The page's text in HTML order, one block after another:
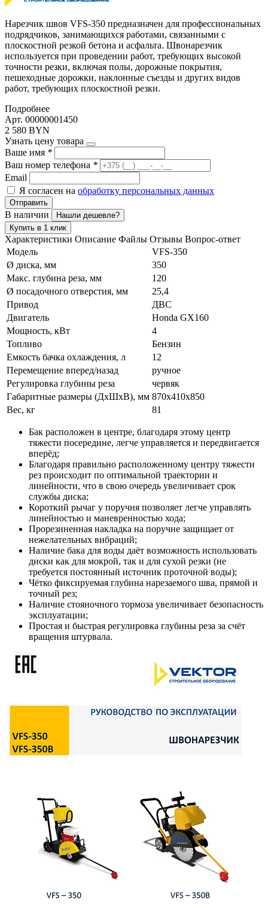
Нарезчик швов VFS-350 предназначен для профессиональных
подрядчиков, занимающихся работами, связанными с
плоскостной резкой бетона и асфальта. Швонарезчик
используется при проведении работ, требующих высокой
точности резки, включая полы, дорожные покрытия,
пешеходные дорожки, наклонные съезды и других видов
работ, требующих плоскостной резки.
Подробнее
Арт. 00000001450
2 580 BYN
Узнать цену товара
Ваше имя *
Ваш номер телефона *
Email
Я согласен на обработку персональных данных
Отправить
В наличии
Нашли дешевле?
Купить в 1 клик
Характеристики Описание Файлы Отзывы Вопрос-ответ
Модель
VFS-350
Ø диска, мм
350
Макс. глубина реза, мм
120
Ø посадочного отверстия, мм
25,4
Привод
ДВС
Двигатель
Honda GX160
Мощность, кВт
4
Топливо
Бензин
Емкость бачка охлаждения, л
12
Перемещение вперед/назад
ручное
Регулировка глубины реза
червяк
Габаритные размеры (ДхШхВ), мм 870х410х850
Вес, кг
81
Бак расположен в центре, благодаря этому центр
тяжести посередине, легче управляется и передвигается
вперёд;
Благодаря правильно расположенному центру тяжести
рез происходит по оптимальной траектории и
линейности, что в свою очередь увеличивает срок
службы диска;
Короткий рычаг у поручня позволяет легче управлять
линейностью и маневренностью хода;
Прорезиненная накладка на поручне защищает от
нежелательных вибраций;
Наличие бака для воды даёт возможность использовать
диски как для мокрой, так и для сухой резки (не
требуется постоянный источник проточной воды);
Чётко фиксируемая глубина нарезаемого шва, прямой и
точный рез;
Наличие стояночного тормоза увеличивает безопасность
эксплуатации;
Простая и быстрая регулировка глубины реза за счёт
вращения штурвала.